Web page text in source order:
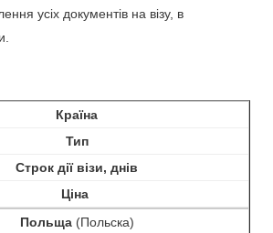
усіх документів на візу, в
Країна
Тип
Строк дії візи, днів
Ціна
Польща (Польска)